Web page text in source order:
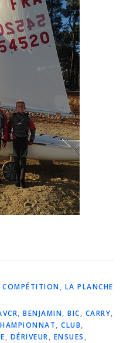
COMPÉTITION, LA PLANCHE
, BENJAMIN, BIC, CARRY,
, CLUB,
, DÉRIVEUR, ENSUES ,